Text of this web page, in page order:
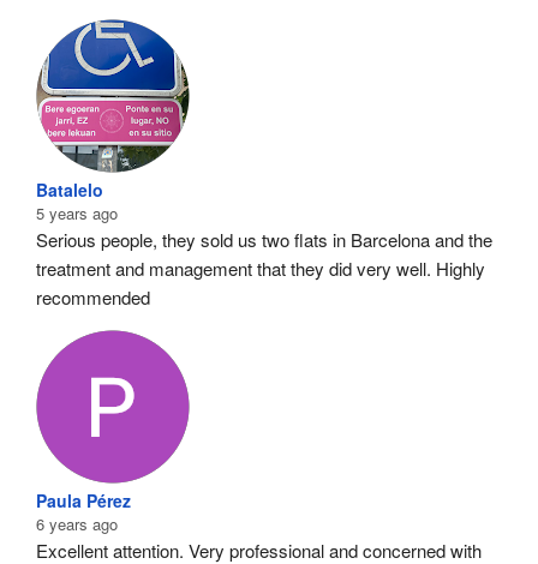
Batalelo
5 years ago
Serious people, they sold us two flats in Barcelona and the
treatment and management that they did very well. Highly
recommended
Paula Pérez
6 years ago
Excellent attention. Very professional and concerned with